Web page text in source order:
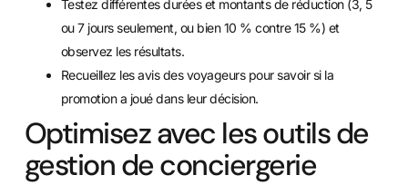
Testez différentes durées et montants de réduction (3, 5
ou 7 jours seulement, ou bien 10 % contre 15 %) et
observez les résultats.
Recueillez les avis des voyageurs pour savoir si la
promotion a joué dans leur décision.
Optimisez avec les outils de
gestion de conciergerie